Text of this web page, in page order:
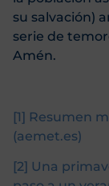
su salvación)
serie de
Amén.
[1] Resumen
(aemet.es)
[2] Una